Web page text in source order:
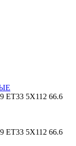
5X112 66.6
5X112 66.6